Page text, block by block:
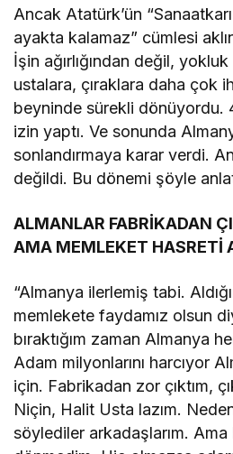
Ancak Atatürk’ün
ayakta kalamaz” cümlesi
İşin ağırlığından değil,
ustalara, çıraklara daha çok
beyninde sürekli dönüyordu.
izin yaptı. Ve sonunda
sonlandırmaya karar verdi.
değildi. Bu dönemi şöyle
ALMANLAR FABRİKADAN
AMA MEMLEKET HASRETİ
“Almanya ilerlemiş tabi.
memlekete faydamız olsun
bıraktığım zaman Almanya
Adam milyonlarını harcıyor
için. Fabrikadan zor çıktım,
Niçin, Halit Usta lazım.
söylediler arkadaşlarım. Ama